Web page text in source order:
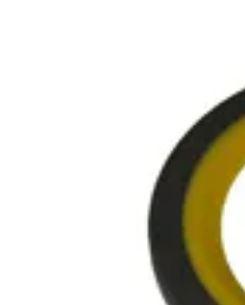
.
cuchillas
puntas
10. pintura